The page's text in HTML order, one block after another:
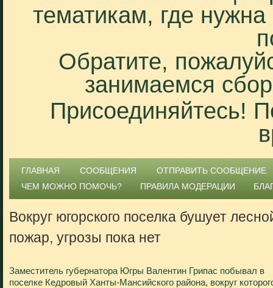
тематикам, где
Обратите,
занимаемся
Присоединяйтесь!
ГЛАВНАЯ СООБЩЕНИЯ
ОТПРАВИТЬ СООБЩЕНИЕ
ЧЕМ МОЖНО ПОМОЧЬ?
ПРАВИЛА МОДЕРАЦИИ
Вокруг югорского поселка бушует
пожар, угрозы пока нет
Заместитель губернатора Югры Валентин Грипас побывал в
поселке Кедровый Ханты-Мансийского района, вокруг